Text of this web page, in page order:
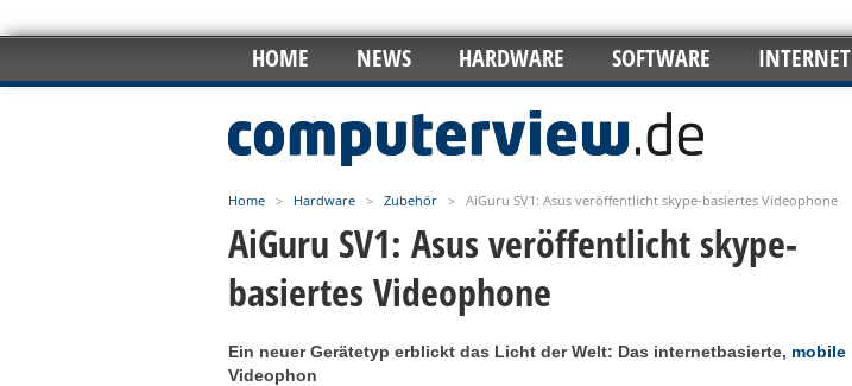
HOME NEWS HARDWARE SOFTWARE INTERNET
Home > Hardware > Zubehör > AiGuru SV1: Asus veröffentlicht skype-basiertes Videophone
AiGuru SV1: Asus veröffentlicht skype-
basiertes Videophone
Ein neuer Gerätetyp erblickt das Licht der Welt: Das internetbasierte, mobile
Videophon